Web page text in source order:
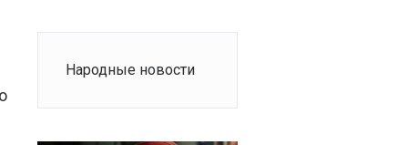
Народные новости